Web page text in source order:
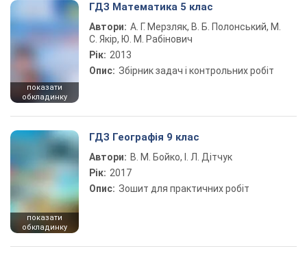
показати
обкладинку
ГДЗ Математика 5 клас
Автори: А. Г. Мерзляк, В. Б. Полонський, М.
С. Якір, Ю. М. Рабінович
Рік: 2013
Опис: Збірник задач і контрольних робіт
показати
обкладинку
ГДЗ Географія 9 клас
Автори: В. М. Бойко, І. Л. Дітчук
Рік: 2017
Опис: Зошит для практичних робіт